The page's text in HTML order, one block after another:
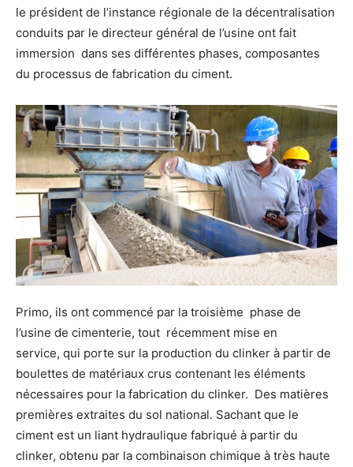
le président de l’instance régionale de la décentralisation
conduits par le directeur général de l’usine ont fait
immersion dans ses différentes phases, composantes
du processus de fabrication du ciment.
Primo, ils ont commencé par la troisième phase de
l’usine de cimenterie, tout récemment mise en
service, qui porte sur la production du clinker à partir de
boulettes de matériaux crus contenant les éléments
nécessaires pour la fabrication du clinker. Des matières
premières extraites du sol national. Sachant que le
ciment est un liant hydraulique fabriqué à partir du
clinker, obtenu par la combinaison chimique à très haute